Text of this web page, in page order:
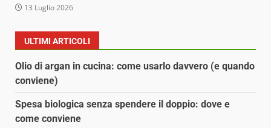
13 Luglio 2026
ULTIMI ARTICOLI
Olio di argan in cucina: come usarlo davvero (e quando
conviene)
Spesa biologica senza spendere il doppio: dove e
come conviene